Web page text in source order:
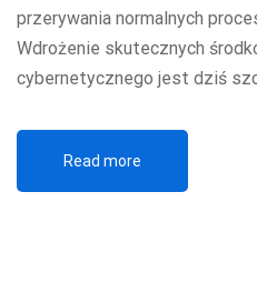
przerywania normalnych
Wdrożenie skutecznych
cybernetycznego jest dziś
Read more